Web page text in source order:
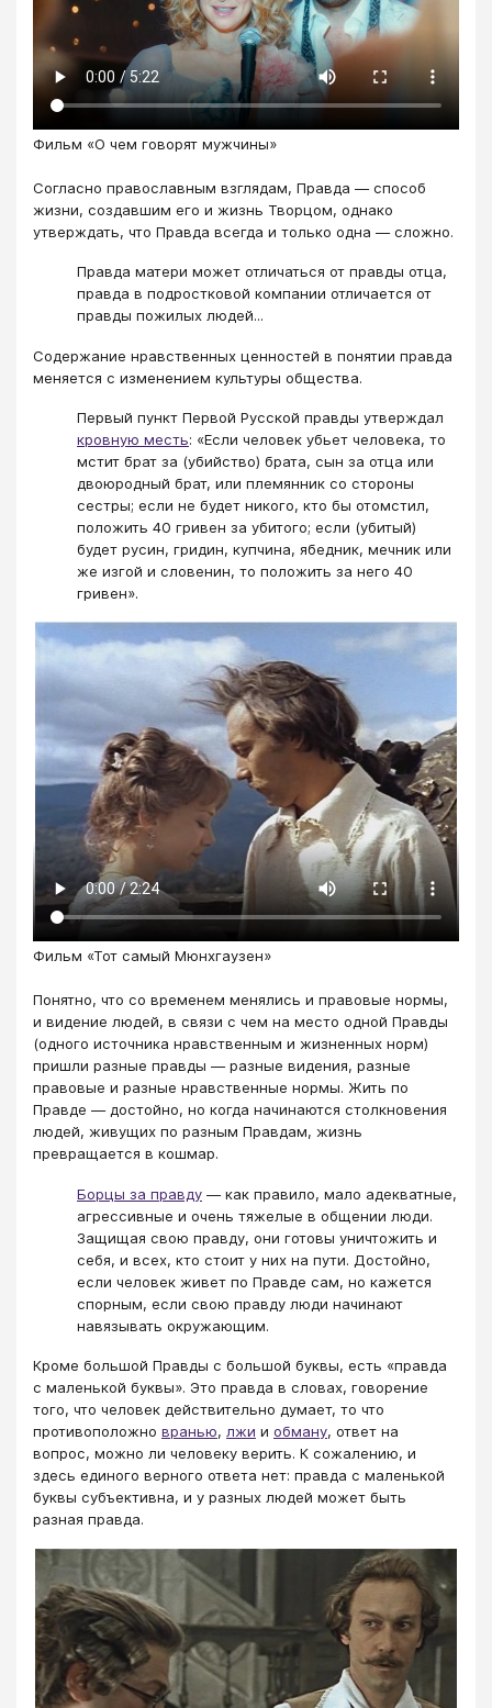
Фильм «О чем говорят мужчины»
Согласно православным взглядам, Правда — способ
жизни, создавшим его и жизнь Творцом, однако
утверждать, что Правда всегда и только одна — сложно.
Правда матери может отличаться от правды отца,
правда в подростковой компании отличается от
правды пожилых людей...
Содержание нравственных ценностей в понятии правда
меняется с изменением культуры общества.
Первый пункт Первой Русской правды утверждал
кровную месть: «Если человек убьет человека, то
мстит брат за (убийство) брата, сын за отца или
двоюродный брат, или племянник со стороны
сестры; если не будет никого, кто бы отомстил,
положить 40 гривен за убитого; если (убитый)
будет русин, гридин, купчина, ябедник, мечник или
же изгой и словенин, то положить за него 40
гривен».
Фильм «Тот самый Мюнхгаузен»
Понятно, что со временем менялись и правовые нормы,
и видение людей, в связи с чем на место одной Правды
(одного источника нравственным и жизненных норм)
пришли разные правды — разные видения, разные
правовые и разные нравственные нормы. Жить по
Правде — достойно, но когда начинаются столкновения
людей, живущих по разным Правдам, жизнь
превращается в кошмар.
Борцы за правду — как правило, мало адекватные,
агрессивные и очень тяжелые в общении люди.
Защищая свою правду, они готовы уничтожить и
себя, и всех, кто стоит у них на пути. Достойно,
если человек живет по Правде сам, но кажется
спорным, если свою правду люди начинают
навязывать окружающим.
Кроме большой Правды с большой буквы, есть «правда
с маленькой буквы». Это правда в словах, говорение
того, что человек действительно думает, то что
противоположно вранью, лжи и обману, ответ на
вопрос, можно ли человеку верить. К сожалению, и
здесь единого верного ответа нет: правда с маленькой
буквы субъективна, и у разных людей может быть
разная правда.